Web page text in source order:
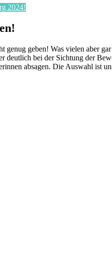
2024!
genug geben! Was vielen aber
deutlich bei der Sichtung der
absagen. Die Auswahl ist